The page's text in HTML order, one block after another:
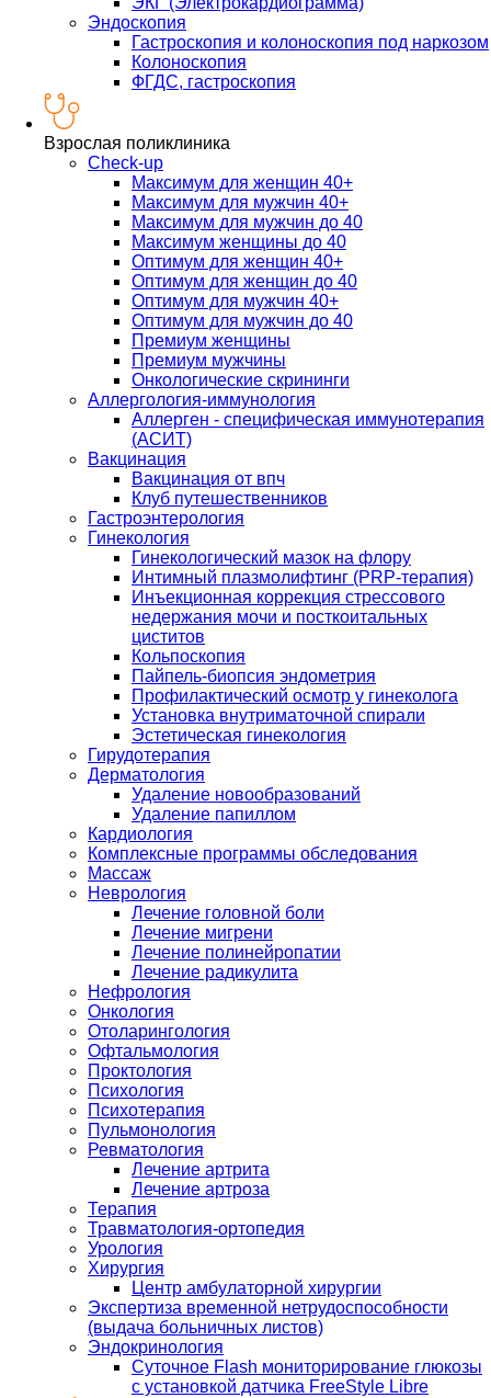
Эндоскопия
Гастроскопия и колоноскопия под наркозом
Колоноскопия
ФГДС, гастроскопия
Взрослая поликлиника
Check-up
Максимум для женщин 40+
Максимум для мужчин 40+
Максимум для мужчин до 40
Максимум женщины до 40
Оптимум для женщин 40+
Оптимум для женщин до 40
Оптимум для мужчин 40+
Оптимум для мужчин до 40
Премиум женщины
Премиум мужчины
Онкологические скрининги
Аллергология-иммунология
Аллерген - специфическая иммунотерапия
(АСИТ)
Вакцинация
Вакцинация от впч
Клуб путешественников
Гастроэнтерология
Гинекология
Гинекологический мазок на флору
Интимный плазмолифтинг (PRP-терапия)
Инъекционная коррекция стрессового
недержания мочи и посткоитальных
циститов
Кольпоскопия
Пайпель-биопсия эндометрия
Профилактический осмотр у гинеколога
Установка внутриматочной спирали
Эстетическая гинекология
Гирудотерапия
Дерматология
Удаление новообразований
Удаление папиллом
Кардиология
Комплексные программы обследования
Массаж
Неврология
Лечение головной боли
Лечение мигрени
Лечение полинейропатии
Лечение радикулита
Нефрология
Онкология
Отоларингология
Офтальмология
Проктология
Психология
Психотерапия
Пульмонология
Ревматология
Лечение артрита
Лечение артроза
Терапия
Травматология-ортопедия
Урология
Хирургия
Центр амбулаторной хирургии
Экспертиза временной нетрудоспособности
(выдача больничных листов)
Эндокринология
Суточное Flash мониторирование глюкозы
с установкой датчика FreeStyle Libre